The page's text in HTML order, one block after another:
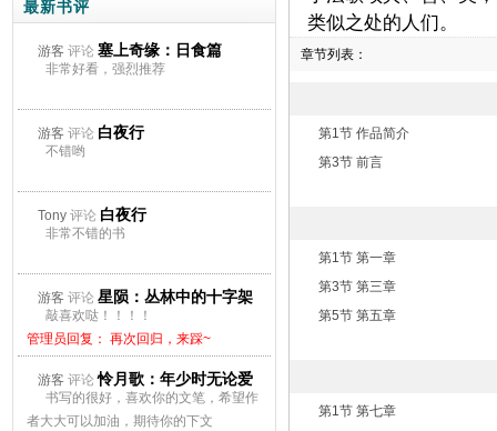
最新书评
游客 评论 塞上奇缘：日食篇
非常好看，强烈推荐
游客 评论 白夜行
不错哟
Tony 评论 白夜行
非常不错的书
游客 评论 星陨：丛林中的十字架
敲喜欢哒！！！！
管理员回复： 再次回归，来踩~
游客 评论怜月歌：年少时无论爱
上谁都会痛
书写的很好，喜欢你的文笔，希望作
者大大可以加油，期待你的下文
类似之处的人们。
章节列表：
第1节 作品简介
第3节 前言
第1节 第一章
第3节 第三章
第5节 第五章
第1节 第七章